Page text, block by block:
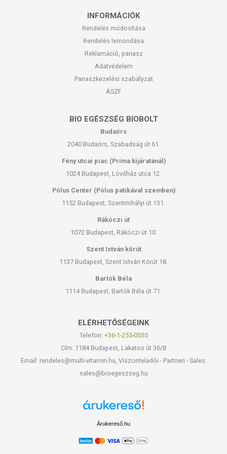
10-25 °C hőmérsékleten, fénytől és hőtől távol tartandó.
A szemmel, a nyálkahártyákkal és a nyílt sebekkel
való érintkezést kerülje! Kizárólag külső használatra!
kezelőorvosával! Kerülni kell a szembejutást. Az ajánlott napi
alkalmazási mennyiséget ne lépje túl! Ne használja irritált vagy sérült
bármelyikére érzékeny vagy allergiás! Ha kiütés jelentkezik,
függessze fel a használatát! Gyermekektől elzárva tartandó.
INFORMÁCIÓK
Rendelés módosítása
Rendelés lemondása
Reklamáció, panasz
Adatvédelem
Panaszkezelési szabályzat
ÁSZF
BIO EGÉSZSÉG BIOBOLT
Budaörs
2040 Budaörs, Szabadság út 61.
Fény utcai piac (Príma kijáratánál)
1024 Budapest, Lövőház utca 12.
Pólus Center (Pólus patikával szemben)
1152 Budapest, Szentmihályi út 131.
Rákóczi út
1072 Budapest, Rákóczi út 10.
Szent István körút
1137 Budapest, Szent István Körút 18.
Bartók Béla
1114 Budapest, Bartók Béla út 71.
ELÉRHETŐSÉGEINK
Telefon: +36-1-255-0555
Cím: 1184 Budapest, Lakatos út 36/B
Email: rendeles@multi-vitamin.hu, Viszonteladói - Partneri - Sales:
sales@bioegeszseg.hu
Árukereső.hu